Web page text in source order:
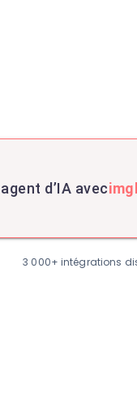
d’IA avec
3 000+ intégrations